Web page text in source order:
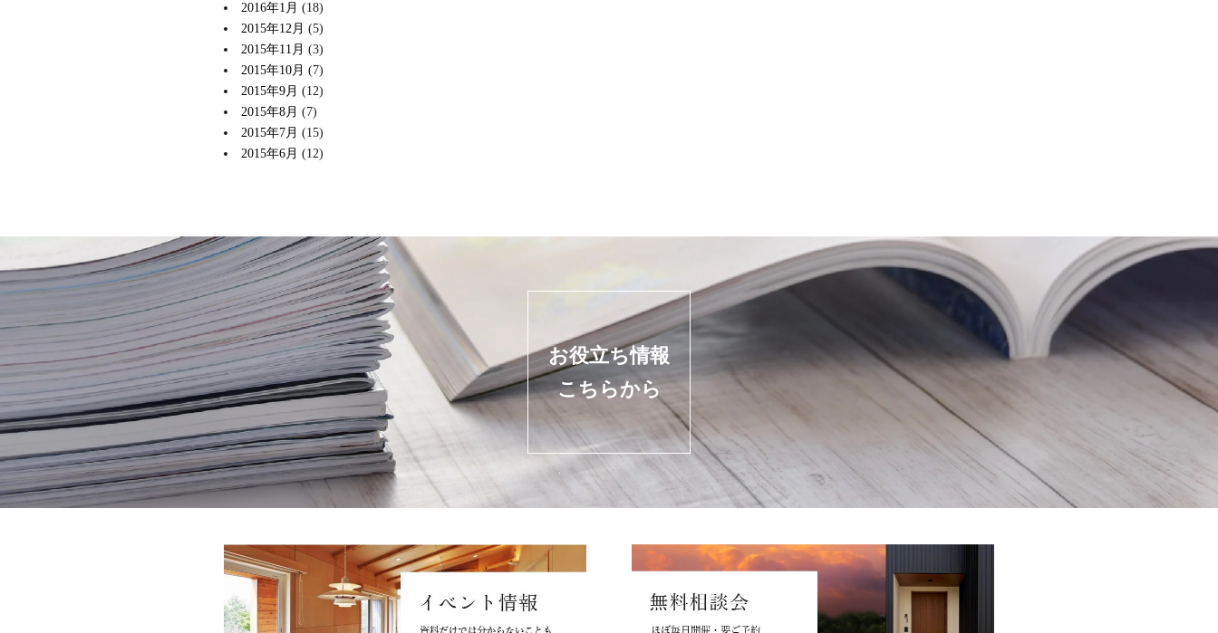
2016年1月 (18)
2015年12月 (5)
2015年11月 (3)
2015年10月 (7)
2015年9月 (12)
2015年8月 (7)
2015年7月 (15)
2015年6月 (12)
お役立ち情報
こちらから